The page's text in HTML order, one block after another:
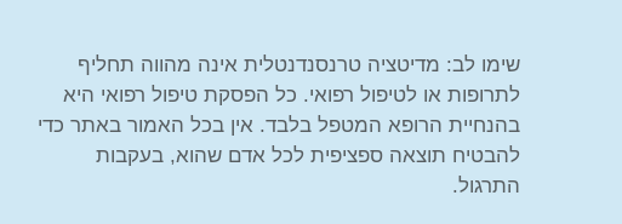
שימו לב: מדיטציה טרנסנדנטלית אינה מהווה תחליף
לתרופות או לטיפול רפואי. כל הפסקת טיפול רפואי היא
בהנחיית הרופא המטפל בלבד. אין בכל האמור באתר כדי
להבטיח תוצאה ספציפית לכל אדם שהוא, בעקבות
התרגול.